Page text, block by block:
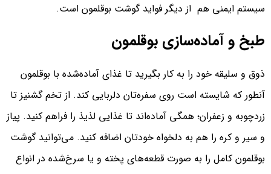
سیستم ایمنی هم از دیگر فواید گوشت بوقلمون است.
طبخ و آماده‌سازی بوقلمون
ذوق و سلیقه خود را به کار بگیرید تا غذای آماده‌شده با بوقلمون
آنطور که شایسته است روی سفره‌تان دلربایی کند. از تخم گشنیز تا
زردچوبه و زعفران؛ همگی آماده‌اند تا غذایی لذیذ را فراهم کنید. پیاز
و سیر و کره را هم به دلخواه خودتان اضافه کنید. می‌توانید گوشت
بوقلمون کامل را به صورت قطعه‌‌های پخته‌ و یا سرخ‌شده در انواع